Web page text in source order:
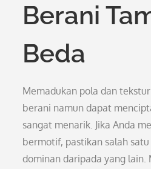
Berani
Beda
Memadukan pola dan
berani namun dapat
sangat menarik. Jika Anda
bermotif, pastikan salah
dominan daripada yang lain.